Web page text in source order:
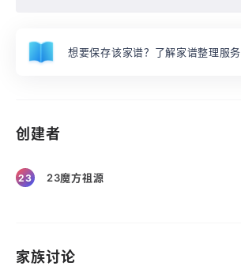
想要保存该家谱？了解家谱整理服务
创建者
23 23魔方祖源
家族讨论